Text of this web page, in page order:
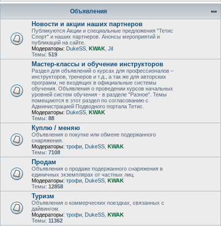
Объявления
Новости и акции наших партнеров
Публикуются Акции и специальные предложения "Тетис
Спорт" и наших партнеров. Анонсы мероприятий и
публикаций на сайте.
Модераторы: DukeSS KWAK Jil
Темы: 519
Мастер-классы и обучение инструкторов
Раздел для объявлений о курсах для профессионалов –
инструкторов, тренеров и т.д., а так же для авторских
программ, не входящих в официальные системы
обучения. Объявления о проведении курсов начальных
уровней систем обучения - в разделе "Разное". Темы
помещаются в этот раздел по согласованию с
Администрацией Подводного портала Тетис.
Модераторы: DukeSS KWAK
Темы: 88
Куплю / меняю
Объявления о покупке или обмене подержанного
снаряжения.
Модераторы: трофи DukeSS KWAK
Темы: 7108
Продам
Объявления о продаже подержанного снаряжения в
единичных экземплярах от частных лиц.
Модераторы: трофи DukeSS KWAK
Темы: 12858
Туризм
Объявления о коммерческих поездках, связанных с
дайвингом.
Модераторы: трофи DukeSS KWAK
Темы: 11362